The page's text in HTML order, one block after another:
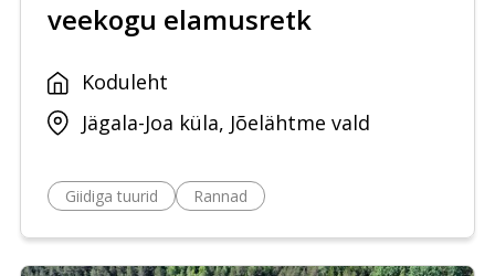
veekogu elamusretk
Koduleht
Jägala-Joa küla, Jõelähtme vald
Giidiga tuurid Rannad